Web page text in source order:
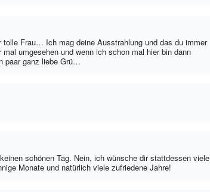
Frau… Ich mag deine Ausstrahlung und das du immer
umgesehen und wenn ich schon mal hier bin dann
paar ganz liebe Grü…
schönen Tag. Nein, ich wünsche dir stattdessen viele
Monate und natürlich viele zufriedene Jahre!